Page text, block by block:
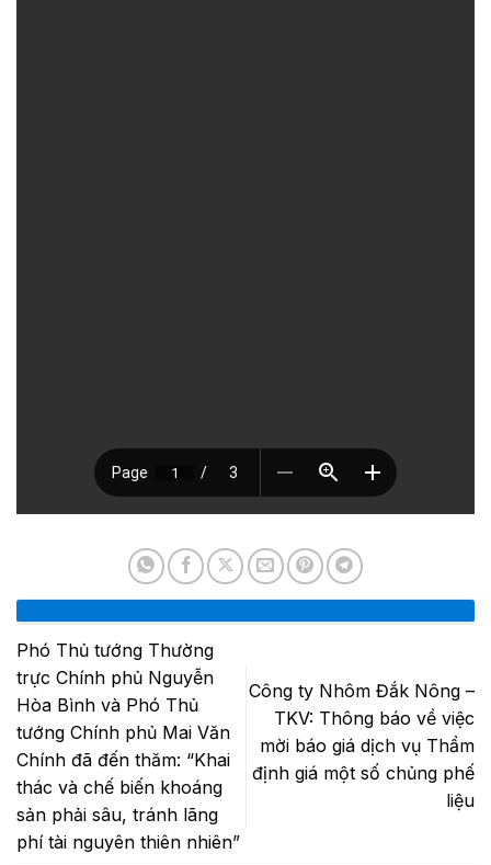
Phó Thủ tướng Thường
trực Chính phủ Nguyễn
Hòa Bình và Phó Thủ
tướng Chính phủ Mai Văn
Chính đã đến thăm: “Khai
thác và chế biến khoáng
sản phải sâu, tránh lãng
phí tài nguyên thiên nhiên”
Công ty Nhôm Đắk Nông –
TKV: Thông báo về việc
mời báo giá dịch vụ Thẩm
định giá một số chủng phế
liệu